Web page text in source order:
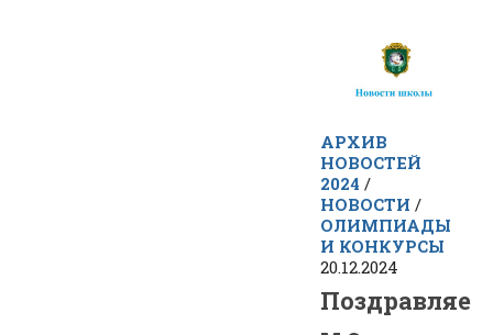
АРХИВ
НОВОСТЕЙ
2024 /
НОВОСТИ /
ОЛИМПИАДЫ
И КОНКУРСЫ
20.12.2024
Поздравляе